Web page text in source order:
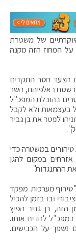
של משטרת
על המחוז הזה מקנה
הצעד חסר התקדים
בשטח באלפיהם, השר
בהובלת המפכ"ל
בעצמאות ולא לקבל
לפטר את בן גביר
במשטרה כדי
במקום להגן
ההתנגדות".
מערכות. מפקד
ובו בזמן להכיל
הזה, בן גביר הפיץ
להדיח אותו.
נשפך על הכבישים.